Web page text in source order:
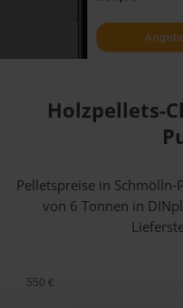
Holzpellets-
Pelletspreise in
von 6 Tonnen in
550 €